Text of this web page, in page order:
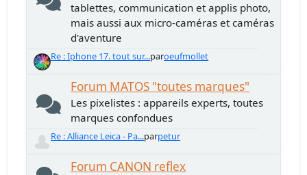
tablettes, communication et applis photo,
mais aussi aux micro-caméras et caméras
d'aventure
Re : Iphone 17. tout sur...paroeufmollet
Forum MATOS "toutes marques"
Les pixelistes : appareils experts, toutes
marques confondues
Re : Alliance Leica - Pa...parpetur
Forum CANON reflex